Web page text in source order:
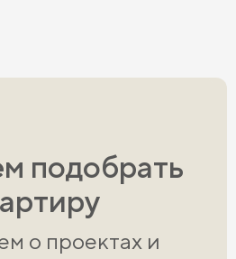
подобрать
о проектах и